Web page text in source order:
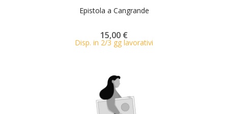
Epistola a Cangrande
15,00 €
Disp. in 2/3 gg lavorativi